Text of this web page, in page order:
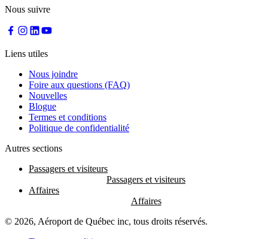
Nous suivre
Liens utiles
Nous joindre
Foire aux questions (FAQ)
Nouvelles
Blogue
Termes et conditions
Politique de confidentialité
Autres sections
Passagers et visiteurs
Affaires
© 2026, Aéroport de Québec inc, tous droits réservés.